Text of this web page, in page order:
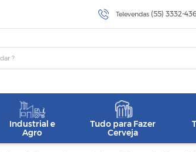
Televendas (55) 3332-
Industrial e
Agro
Tudo para Fazer
Cerveja